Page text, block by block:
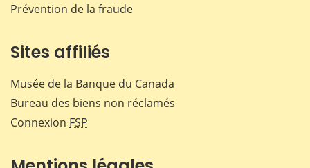
Prévention de la fraude
Sites affiliés
Musée de la Banque du Canada
Bureau des biens non réclamés
Connexion FSP